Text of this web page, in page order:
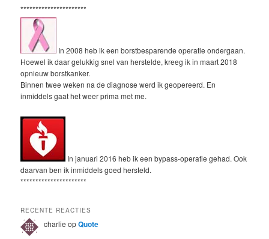
**********************
In 2008 heb ik een borstbesparende operatie ondergaan.
Hoewel ik daar gelukkig snel van herstelde, kreeg ik in maart 2018
opnieuw borstkanker.
Binnen twee weken na de diagnose werd ik geopereerd. En
inmiddels gaat het weer prima met me.
In januari 2016 heb ik een bypass-operatie gehad. Ook
daarvan ben ik inmiddels goed hersteld.
**********************
RECENTE REACTIES
charlie opQuote